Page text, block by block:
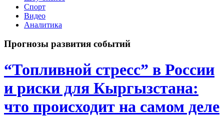
Спорт
Видео
Аналитика
Прогнозы развития событий
“Топливной стресс” в России
и риски для Кыргызстана:
что происходит на самом деле